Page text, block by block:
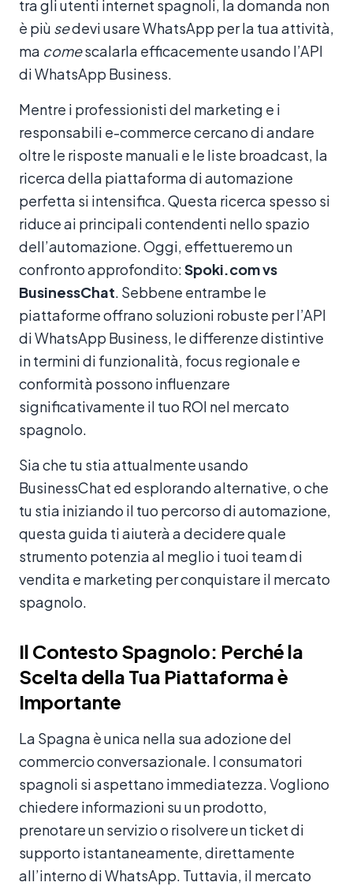
tra gli utenti internet spagnoli, la domanda non
è più sedevi usare WhatsApp per la tua attività,
ma comescalarla efficacemente usando l’API
di WhatsApp Business.
Mentre i professionisti del marketing e i
responsabili e-commerce cercano di andare
oltre le risposte manuali e le liste broadcast, la
ricerca della piattaforma di automazione
perfetta si intensifica. Questa ricerca spesso si
riduce ai principali contendenti nello spazio
dell’automazione. Oggi, effettueremo un
confronto approfondito:Spoki.com vs
BusinessChat. Sebbene entrambe le
piattaforme offrano soluzioni robuste per l’API
di WhatsApp Business, le differenze distintive
in termini di funzionalità, focus regionale e
conformità possono influenzare
significativamente il tuo ROI nel mercato
spagnolo.
Sia che tu stia attualmente usando
BusinessChat ed esplorando alternative, o che
tu stia iniziando il tuo percorso di automazione,
questa guida ti aiuterà a decidere quale
strumento potenzia al meglio i tuoi team di
vendita e marketing per conquistare il mercato
spagnolo.
Il Contesto Spagnolo: Perché la
Scelta della Tua Piattaforma è
Importante
La Spagna è unica nella sua adozione del
commercio conversazionale. I consumatori
spagnoli si aspettano immediatezza. Vogliono
chiedere informazioni su un prodotto,
prenotare un servizio o risolvere un ticket di
supporto istantaneamente, direttamente
all’interno di WhatsApp. Tuttavia, il mercato